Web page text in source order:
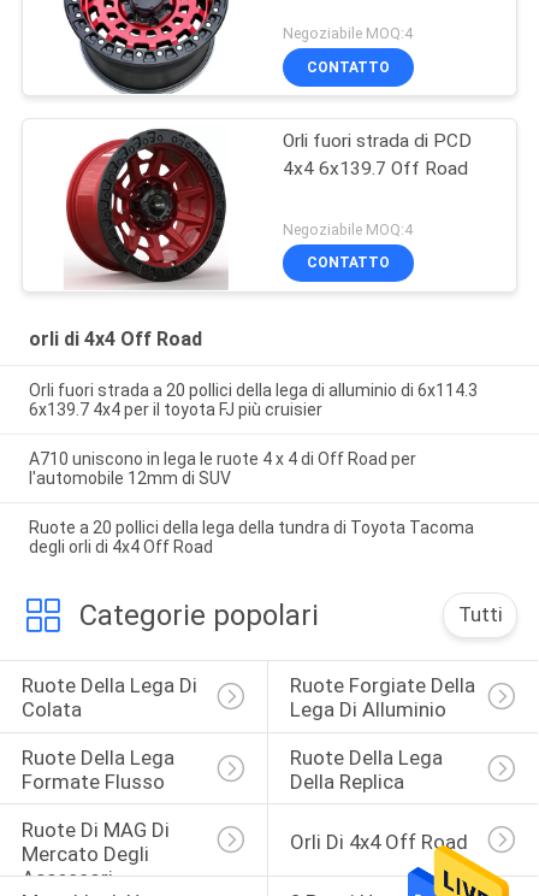
Negoziabile MOQ:4
CONTATTO
Orli fuori strada di PCD
4x4 6x139.7 Off Road
Negoziabile MOQ:4
CONTATTO
orli di 4x4 Off Road
Orli fuori strada a 20 pollici della lega di alluminio di 6x114.3
6x139.7 4x4 per il toyota FJ più cruisier
A710 uniscono in lega le ruote 4 x 4 di Off Road per
l'automobile 12mm di SUV
Ruote a 20 pollici della lega della tundra di Toyota Tacoma
degli orli di 4x4 Off Road
Categorie popolari Tutti
Ruote Della Lega Di
Colata
Ruote Forgiate Della
Lega Di Alluminio
Ruote Della Lega
Formate Flusso
Ruote Della Lega
Della Replica
Ruote Di MAG Di
Mercato Degli
Accessori
Orli Di 4x4 Off Road